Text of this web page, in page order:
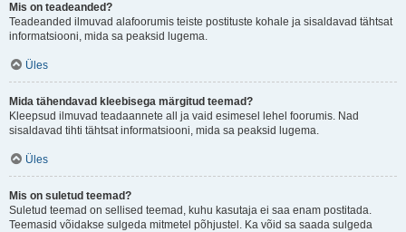
Mis on teadeanded?
Teadeanded ilmuvad alafoorumis teiste postituste kohale ja sisaldavad tähtsat
informatsiooni, mida sa peaksid lugema.
Üles
Mida tähendavad kleebisega märgitud teemad?
Kleepsud ilmuvad teadaannete all ja vaid esimesel lehel foorumis. Nad
sisaldavad tihti tähtsat informatsiooni, mida sa peaksid lugema.
Üles
Mis on suletud teemad?
Suletud teemad on sellised teemad, kuhu kasutaja ei saa enam postitada.
Teemasid võidakse sulgeda mitmetel põhjustel. Ka võid sa saada sulgeda